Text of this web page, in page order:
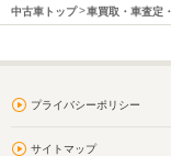
中古車トップ 車買取・車査定
プライバシーポリシー
サイトマップ